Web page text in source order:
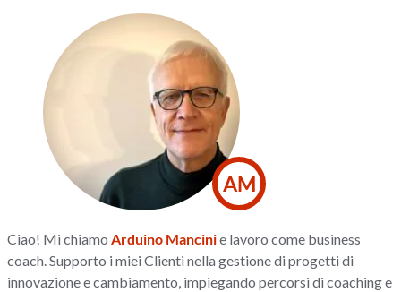
AM
Ciao! Mi chiamoArduino Mancinie lavoro come business
coach. Supporto i miei Clienti nella gestione di progetti di
innovazione e cambiamento, impiegando percorsi di coaching e